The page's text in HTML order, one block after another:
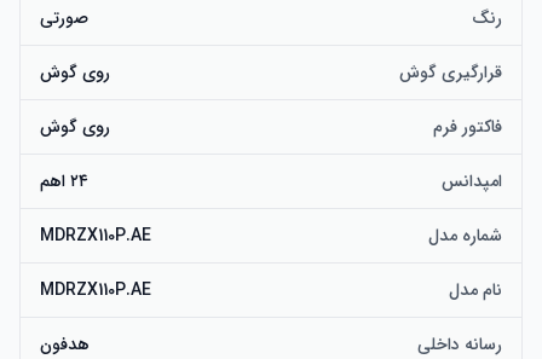
رنگ صورتی
قرارگیری گوش روی گوش
فاکتور فرم روی گوش
امپدانس ۲۴ اهم
شماره مدل MDRZX110P.AE
نام مدل MDRZX110P.AE
رسانه داخلی هدفون